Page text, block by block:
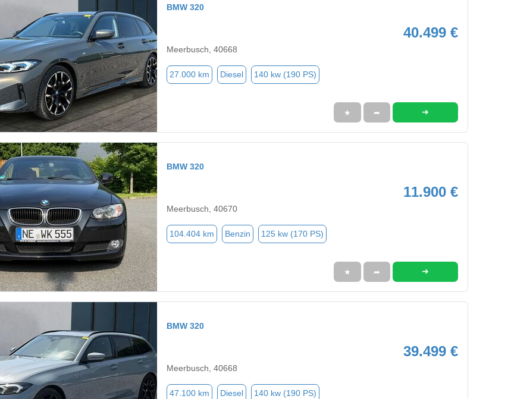
BMW 320
40.499 €
Meerbusch, 40668
27.000 km Diesel 140 kw (190 PS)
★ ➦ ➜
BMW 320
11.900 €
Meerbusch, 40670
104.404 km Benzin 125 kw (170 PS)
★ ➦ ➜
BMW 320
39.499 €
Meerbusch, 40668
47.100 km Diesel 140 kw (190 PS)